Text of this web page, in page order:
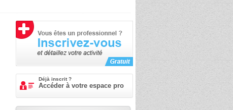
Déjà inscrit ?
Accéder à votre espace pro